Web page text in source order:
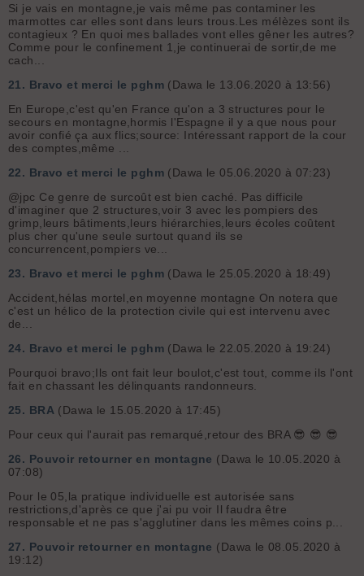
Si je vais en montagne,je vais même pas contaminer les
marmottes car elles sont dans leurs trous.Les mélèzes sont ils
contagieux ? En quoi mes ballades vont elles gêner les autres?
Comme pour le confinement 1,je continuerai de sortir,de me
cach...
21. Bravo et merci le pghm(Dawa le 13.06.2020 à 13:56)
En Europe,c'est qu'en France qu'on a 3 structures pour le
secours en montagne,hormis l'Espagne il y a que nous pour
avoir confié ça aux flics;source: Intéressant rapport de la cour
des comptes,même ...
22. Bravo et merci le pghm(Dawa le 05.06.2020 à 07:23)
@jpc Ce genre de surcoût est bien caché. Pas difficile
d'imaginer que 2 structures,voir 3 avec les pompiers des
grimp,leurs bâtiments,leurs hiérarchies,leurs écoles coûtent
plus cher qu'une seule surtout quand ils se
concurrencent,pompiers ve...
23. Bravo et merci le pghm(Dawa le 25.05.2020 à 18:49)
Accident,hélas mortel,en moyenne montagne On notera que
c'est un hélico de la protection civile qui est intervenu avec
de...
24. Bravo et merci le pghm(Dawa le 22.05.2020 à 19:24)
Pourquoi bravo;Ils ont fait leur boulot,c'est tout, comme ils l'ont
fait en chassant les délinquants randonneurs.
25. BRA (Dawa le 15.05.2020 à 17:45)
Pour ceux qui l'aurait pas remarqué,retour des BRA 😎 😎 😎
26. Pouvoir retourner en montagne (Dawa le 10.05.2020 à
07:08)
Pour le 05,la pratique individuelle est autorisée sans
restrictions,d'après ce que j'ai pu voir Il faudra être
responsable et ne pas s'agglutiner dans les mêmes coins p...
27. Pouvoir retourner en montagne (Dawa le 08.05.2020 à
19:12)